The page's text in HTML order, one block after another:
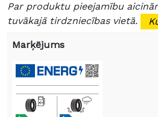
Par produktu pieejamību
tuvākajā tirdzniecības vietā.
Marķējums